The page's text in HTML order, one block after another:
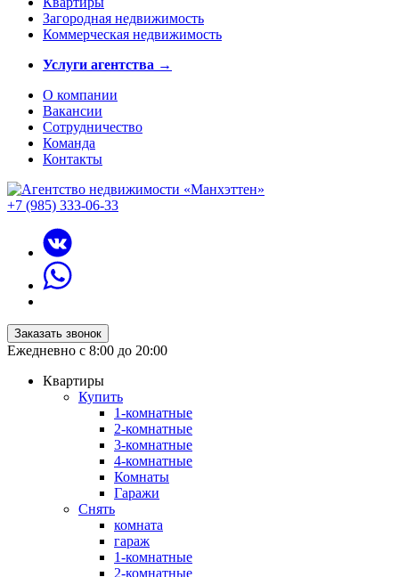
Загородная недвижимость
Коммерческая недвижимость
Услуги агентства →
О компании
Вакансии
Сотрудничество
Команда
Контакты
+7 (985) 333-06-33
Заказать звонок
Ежедневно с 8:00 до 20:00
Квартиры
Купить
1-комнатные
2-комнатные
3-комнатные
4-комнатные
Комнаты
Гаражи
Снять
комната
гараж
1-комнатные
2-комнатные